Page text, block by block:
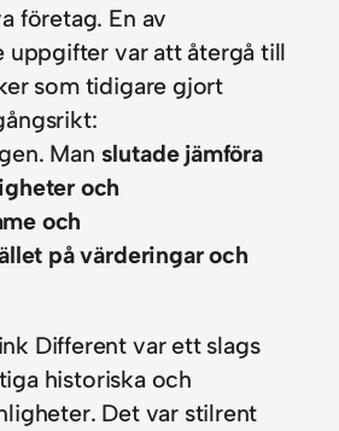
företag. En av
uppgifter var att återgå till
som tidigare gjort
Man slutade jämföra
och
och
på värderingar och
Different var ett slags
historiska och
Det var stilrent